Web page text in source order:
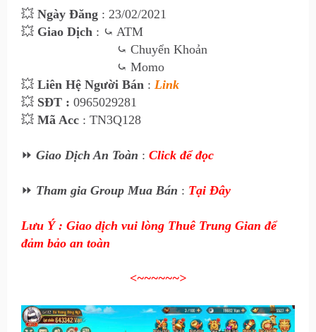
💥 Ngày Đăng : 23/02/2021
💥 Giao Dịch : ⤿ ATM
⤿ Chuyển Khoản
⤿ Momo
💥 Liên Hệ Người Bán : Link
💥 SĐT : 0965029281
💥 Mã Acc : TN3Q128
⏩ Giao Dịch An Toàn : Click để đọc
⏩ Tham gia Group Mua Bán : Tại Đây
Lưu Ý : Giao dịch vui lòng Thuê Trung Gian để
đảm bảo an toàn
<~~~~~~>